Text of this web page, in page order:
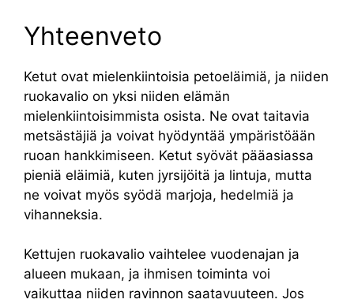
Yhteenveto
Ketut ovat mielenkiintoisia petoeläimiä, ja niiden
ruokavalio on yksi niiden elämän
mielenkiintoisimmista osista. Ne ovat taitavia
metsästäjiä ja voivat hyödyntää ympäristöään
ruoan hankkimiseen. Ketut syövät pääasiassa
pieniä eläimiä, kuten jyrsijöitä ja lintuja, mutta
ne voivat myös syödä marjoja, hedelmiä ja
vihanneksia.
Kettujen ruokavalio vaihtelee vuodenajan ja
alueen mukaan, ja ihmisen toiminta voi
vaikuttaa niiden ravinnon saatavuuteen. Jos